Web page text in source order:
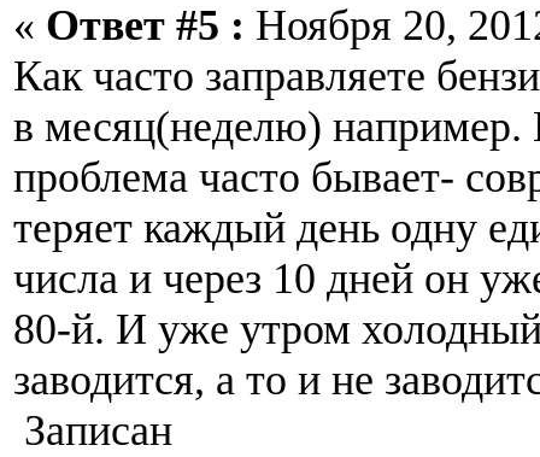
« Ответ #5 : Ноября 20,
Как часто заправляете
в месяц(неделю) например.
проблема часто бывает-
теряет каждый день одну
числа и через 10 дней он
80-й. И уже утром холодный
заводится, а то и не
Записан